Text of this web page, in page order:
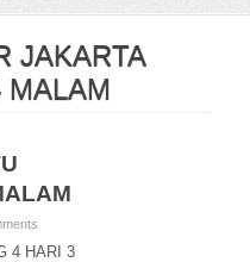
JAKARTA
MALAM
4 HARI 3